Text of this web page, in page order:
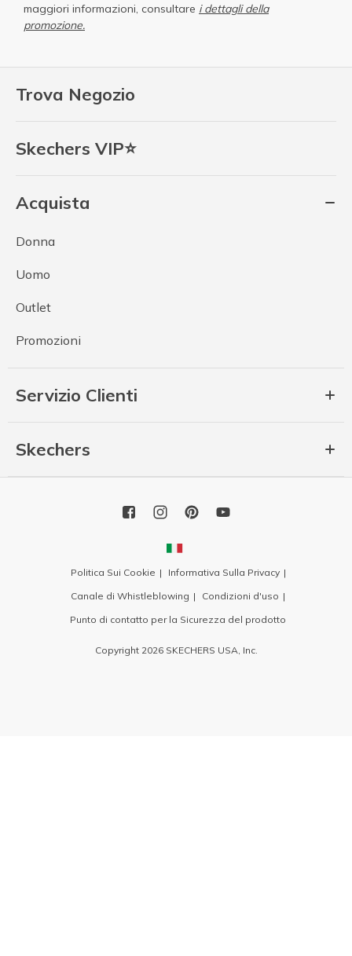
Trova Negozio
Skechers VIP⭐
Acquista
Donna
Uomo
Outlet
Promozioni
Servizio Clienti
Skechers
maggiori informazioni, consultare i dettagli della
promozione.
Politica Sui Cookie
Informativa Sulla Privacy
Canale di Whistleblowing
Condizioni d'uso
Punto di contatto per la Sicurezza del prodotto
Copyright 2026 SKECHERS USA, Inc.